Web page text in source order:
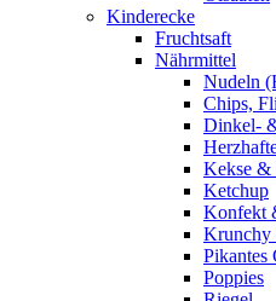
Kinderecke
Fruchtsaft
Nährmittel
Nudeln
Chips,
Dinkel-
Kekse &
Ketchup
Konfekt
Krunchy
Pikantes
Poppies